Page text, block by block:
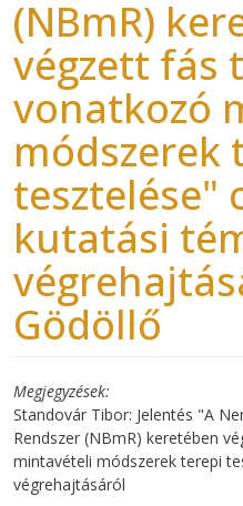
(NBmR)
végzett fás
vonatkozó
módszerek
tesztelése"
kutatási
Gödöllő
Megjegyzések
Standovár Tibor: Jelentés "A
Rendszer (NBmR) keretében
mintavételi módszerek terepi
végrehajtásáról